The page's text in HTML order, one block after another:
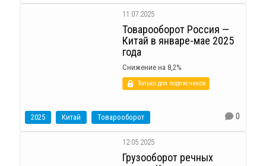
11.07.2025
Товарооборот Россия —
Китай в январе-мае 2025
года
Снижение на 8,2%
Только для подписчиков
2025 Китай Товарооборот 0
12.05.2025
Грузооборот речных